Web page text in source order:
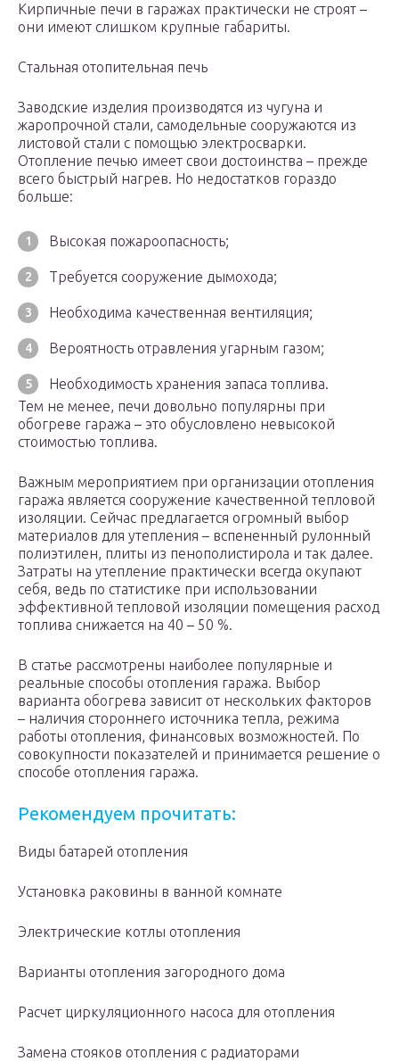
Кирпичные печи в гаражах практически не строят –
они имеют слишком крупные габариты.
Стальная отопительная печь
Заводские изделия производятся из чугуна и
жаропрочной стали, самодельные сооружаются из
листовой стали с помощью электросварки.
Отопление печью имеет свои достоинства – прежде
всего быстрый нагрев. Но недостатков гораздо
больше:
Высокая пожароопасность;
Требуется сооружение дымохода;
Необходима качественная вентиляция;
Вероятность отравления угарным газом;
Необходимость хранения запаса топлива.
Тем не менее, печи довольно популярны при
обогреве гаража – это обусловлено невысокой
стоимостью топлива.
Важным мероприятием при организации отопления
гаража является сооружение качественной тепловой
изоляции. Сейчас предлагается огромный выбор
материалов для утепления – вспененный рулонный
полиэтилен, плиты из пенополистирола и так далее.
Затраты на утепление практически всегда окупают
себя, ведь по статистике при использовании
эффективной тепловой изоляции помещения расход
топлива снижается на 40 – 50 %.
В статье рассмотрены наиболее популярные и
реальные способы отопления гаража. Выбор
варианта обогрева зависит от нескольких факторов
– наличия стороннего источника тепла, режима
работы отопления, финансовых возможностей. По
совокупности показателей и принимается решение о
способе отопления гаража.
Рекомендуем прочитать:
Виды батарей отопления
Установка раковины в ванной комнате
Электрические котлы отопления
Варианты отопления загородного дома
Расчет циркуляционного насоса для отопления
Замена стояков отопления с радиаторами